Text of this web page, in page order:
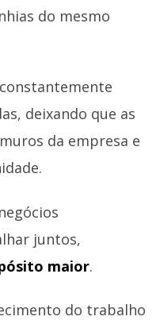
do mesmo
deixando que as
da empresa e
juntos,
maior.
do trabalho